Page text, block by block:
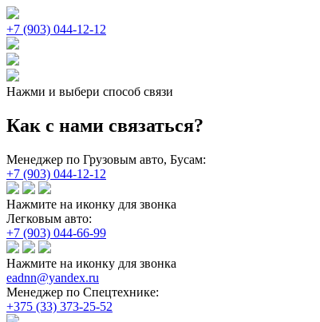
+7 (903) 044-12-12
Нажми и выбери способ связи
Как с нами связаться?
Менеджер по Грузовым авто, Бусам:
+7 (903) 044-12-12
Нажмите на иконку для звонка
Легковым авто:
+7 (903) 044-66-99
Нажмите на иконку для звонка
eadnn@yandex.ru
Менеджер по Спецтехнике:
+375 (33) 373-25-52